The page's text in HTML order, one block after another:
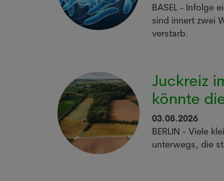
BASEL - Infolge
sind innert zwei
verstarb.
Juckreiz
könnte
03.08.2026
BERLIN - Viele
unterwegs, die